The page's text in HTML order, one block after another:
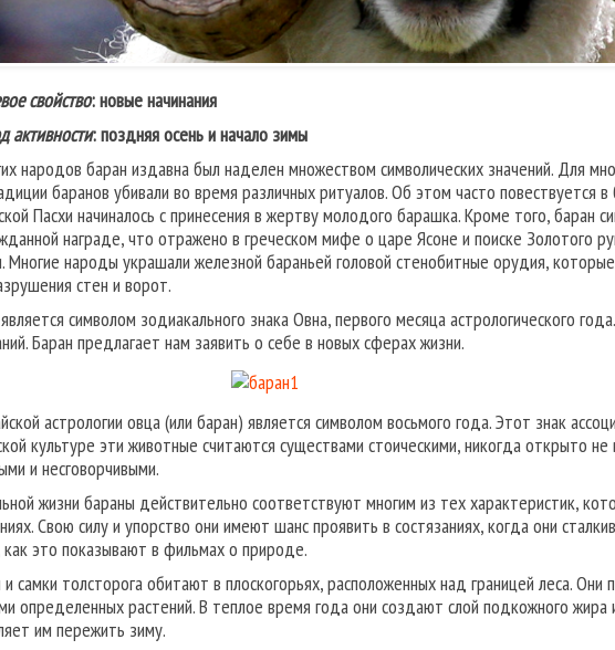
свойство: новые начинания
активности: поздняя осень и начало зимы
народов баран издавна был наделен множеством символических значений. Для
баранов убивали во время различных ритуалов. Об этом часто повествуется
Пасхи начиналось с принесения в жертву молодого барашка. Кроме того, баран
награде, что отражено в греческом мифе о царе Ясоне и поиске Золотого
Многие народы украшали железной бараньей головой стенобитные орудия,
стен и ворот.
символом зодиакального знака Овна, первого месяца астрологического
Баран предлагает нам заявить о себе в новых сферах жизни.
астрологии овца (или баран) является символом восьмого года. Этот знак
культуре эти животные считаются существами стоическими, никогда открыто
и несговорчивыми.
жизни бараны действительно соответствуют многим из тех характеристик,
Свою силу и упорство они имеют шанс проявить в состязаниях, когда они
как это показывают в фильмах о природе.
самки толсторога обитают в плоскогорьях, расположенных над границей леса.
определенных растений. В теплое время года они создают слой подкожного
им пережить зиму.